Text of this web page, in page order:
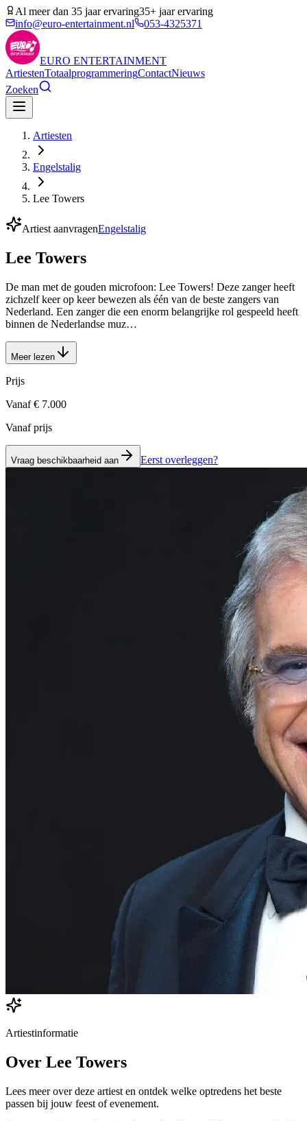
Al meer dan 35 jaar ervaring35+ jaar ervaring
info@euro-entertainment.nl
053-4325371
EURO ENTERTAINMENT
ArtiestenTotaalprogrammeringContactNieuws
Zoeken
Artiesten
Engelstalig
Lee Towers
Artiest aanvragenEngelstalig
Lee Towers
De man met de gouden microfoon: Lee Towers! Deze zanger heeft
zichzelf keer op keer bewezen als één van de beste zangers van
Nederland. Een zanger die een enorm belangrijke rol gespeeld heeft
binnen de Nederlandse muz…
Meer lezen
Prijs
Vanaf € 7.000
Vanaf prijs
Vraag beschikbaarheid aan Eerst overleggen?
Artiestinformatie
Over Lee Towers
Lees meer over deze artiest en ontdek welke optredens het beste
passen bij jouw feest of evenement.